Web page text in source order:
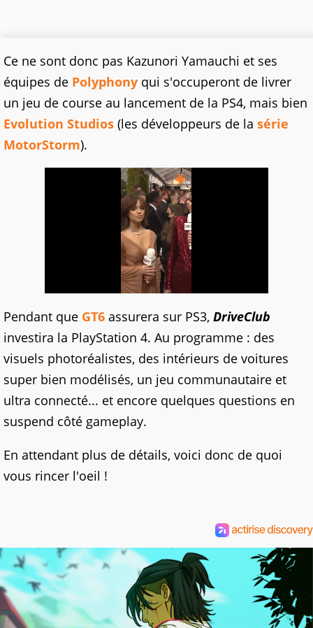
Ce ne sont donc pas Kazunori Yamauchi et ses
équipes de Polyphony qui s'occuperont de livrer
un jeu de course au lancement de la PS4, mais bien
Evolution Studios (les développeurs de la série
MotorStorm).
Pendant que GT6 assurera sur PS3, DriveClub
investira la PlayStation 4. Au programme : des
visuels photoréalistes, des intérieurs de voitures
super bien modélisés, un jeu communautaire et
ultra connecté... et encore quelques questions en
suspend côté gameplay.
En attendant plus de détails, voici donc de quoi
vous rincer l'oeil !